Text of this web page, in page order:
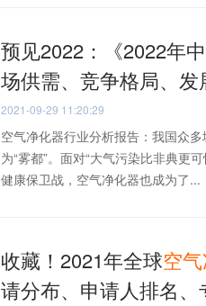
预见2022：《2022年
场供需、竞争格局、发
2021-09-29 11:20:29
空气净化器行业分析报告：我国众
为“雾都”。面对“大气污染比非典更
健康保卫战，空气净化器也成为了...
收藏！2021年全球空气
请分布、申请人排名